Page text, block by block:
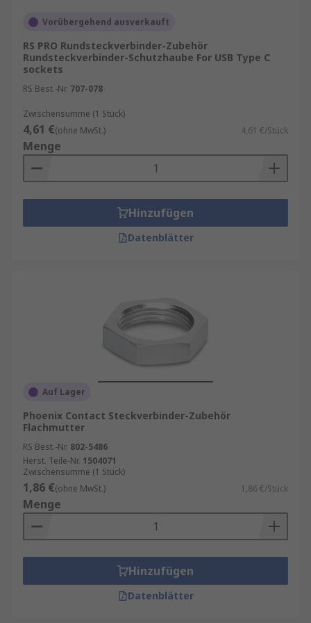
Vorübergehend ausverkauft
RS PRO Rundsteckverbinder-Zubehör
Rundsteckverbinder-Schutzhaube For USB Type C
sockets
RS Best.-Nr. 707-078
Zwischensumme (1 Stück)
4,61 €(ohne MwSt.) 4,61 €/Stück
Menge
Hinzufügen
Datenblätter
Auf Lager
Phoenix Contact Steckverbinder-Zubehör
Flachmutter
RS Best.-Nr. 802-5486
Herst. Teile-Nr. 1504071
Zwischensumme (1 Stück)
1,86 €(ohne MwSt.) 1,86 €/Stück
Menge
Hinzufügen
Datenblätter